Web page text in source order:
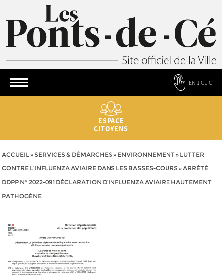
EN 1 CLIC
ESPACE
CITOYENS
ACCUEIL» SERVICES & DÉMARCHES» ENVIRONNEMENT» LUTTER
CONTRE L’INFLUENZA AVIAIRE DANS LES BASSES-COURS»ARRÊTÉ
DDPP N° 2022-091 DÉCLARATION D’INFLUENZA AVIAIRE HAUTEMENT
PATHOGÈNE